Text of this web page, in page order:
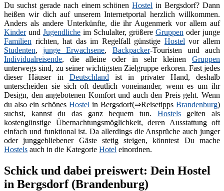
Du suchst gerade nach einem schönenHostel in Bergsdorf? Dann
heißen wir dich auf unserem Internetportal herzlich willkommen.
Anders als andere Unterkünfte, die ihr Augenmerk vor allem auf
Kinderund Jugendliche im Schulalter, größere Gruppen oder junge
Familien richten, hat das im Regelfall günstige Hostel vor allem
Studenten,junge Erwachsene, Backpacker-Touristen und auch
Individualreisende, die alleine oder in sehr kleinen Gruppen
unterwegs sind, zu seiner wichtigsten Zielgruppe erkoren. Fast jedes
dieser Häuser in Deutschland ist in privater Hand, deshalb
unterscheiden sie sich oft deutlich voneinander, wenn es um ihr
Design, den angebotenen Komfort und auch den Preis geht. Wenn
du also ein schönes Hostel in Bergsdorf(⇒Reisetipps Brandenburg)
suchst, kannst du das ganz bequem tun. Hostelsgelten als
kostengünstige Übernachtungsmöglichkeit, deren Ausstattung oft
einfach und funktional ist. Da allerdings die Ansprüche auch junger
oder junggebliebener Gäste stetig steigen, könntest Du mache
Hostels auch in die Kategorie Hotel einordnen.
Schick und dabei preiswert: Dein Hostel
in Bergsdorf (Brandenburg)